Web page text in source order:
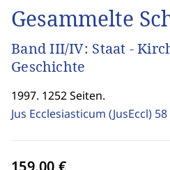
Gesammelte
Band III/IV: Staat -
Geschichte
1997. 1252 Seiten.
Jus Ecclesiasticum (JusEccl) 58